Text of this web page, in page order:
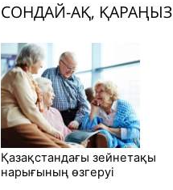
СОНДАЙ-АҚ, ҚАРАҢЫЗ
Қазақстандағы зейнетақы
нарығының өзгеруі